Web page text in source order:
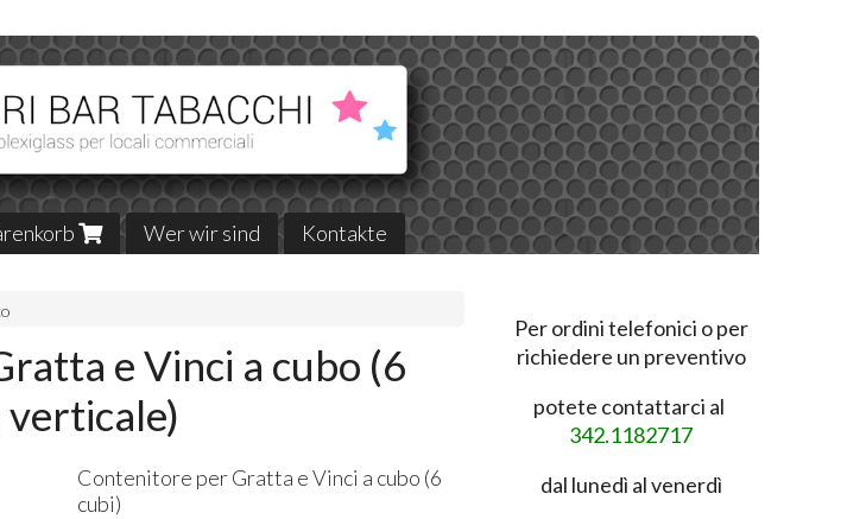
Wer wir sind Kontakte
e Vinci a cubo (6
Contenitore per Gratta e Vinci a cubo (6
cubi)
Per ordini telefonici o per
richiedere un preventivo
potete contattarci al
342.1182717
dal lunedì al venerdì